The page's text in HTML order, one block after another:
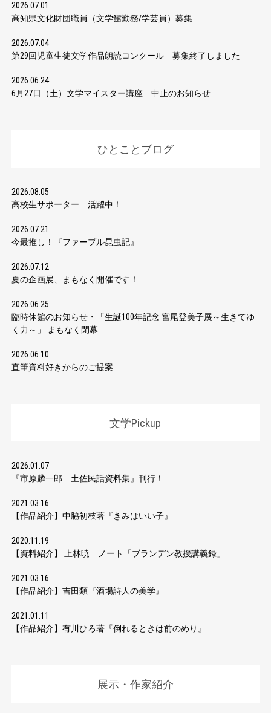
2026.07.01
高知県文化財団職員（文学館勤務/学芸員）募集
2026.07.04
第29回児童生徒文学作品朗読コンクール 募集終了しました
2026.06.24
6月27日（土）文学マイスター講座 中止のお知らせ
ひとことブログ
2026.08.05
高校生サポーター 活躍中！
2026.07.21
今最推し！『ファーブル昆虫記』
2026.07.12
夏の企画展、まもなく開催です！
2026.06.25
臨時休館のお知らせ・「生誕100年記念 宮尾登美子展～生きてゆ
く力～」 まもなく閉幕
2026.06.10
直筆資料好きからのご提案
文学Pickup
2026.01.07
『市原麟一郎 土佐民話資料集』刊行！
2021.03.16
【作品紹介】中脇初枝著『きみはいい子』
2020.11.19
【資料紹介】 上林暁 ノート「ブランデン教授講義録」
2021.03.16
【作品紹介】吉田類『酒場詩人の美学』
2021.01.11
【作品紹介】有川ひろ著『倒れるときは前のめり』
展示・作家紹介